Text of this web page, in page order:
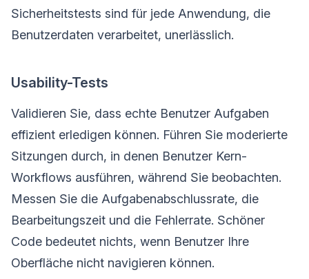
Sicherheitstests sind für jede Anwendung, die
Benutzerdaten verarbeitet, unerlässlich.
Usability-Tests
Validieren Sie, dass echte Benutzer Aufgaben
effizient erledigen können. Führen Sie moderierte
Sitzungen durch, in denen Benutzer Kern-
Workflows ausführen, während Sie beobachten.
Messen Sie die Aufgabenabschlussrate, die
Bearbeitungszeit und die Fehlerrate. Schöner
Code bedeutet nichts, wenn Benutzer Ihre
Oberfläche nicht navigieren können.